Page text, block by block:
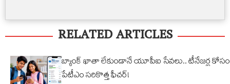
స్వీకారం
నిర్మాణం..
నార్సింగిలో
స్కూల్‌
భవనం
కూల్చివేత
ఏనుగు..
క్యూట్
వీడియో
వైరల్!
RELATED ARTICLES
బ్యాంక్ ఖాతా లేకుండానే యూపీఐ సేవలు.. టీనేజర్ల కోసం
పేటీఎం సరికొత్త ఫీచర్!